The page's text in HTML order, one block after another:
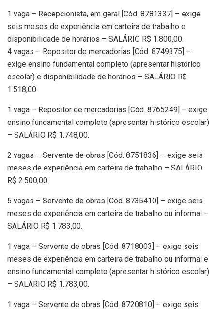
1 vaga – Recepcionista, em geral [Cód. 8781337] – exige
seis meses de experiência em carteira de trabalho e
disponibilidade de horários – SALÁRIO R$ 1.800,00.
4 vagas – Repositor de mercadorias [Cód. 8749375] –
exige ensino fundamental completo (apresentar histórico
escolar) e disponibilidade de horários – SALÁRIO R$
1.518,00.
1 vaga – Repositor de mercadorias [Cód. 8765249] – exige
ensino fundamental completo (apresentar histórico escolar)
– SALÁRIO R$ 1.748,00.
2 vagas – Servente de obras [Cód. 8751836] – exige seis
meses de experiência em carteira de trabalho – SALÁRIO
R$ 2.500,00.
5 vagas – Servente de obras [Cód. 8735410] – exige seis
meses de experiência em carteira de trabalho ou informal –
SALÁRIO R$ 1.783,00.
1 vaga – Servente de obras [Cód. 8718003] – exige seis
meses de experiência em carteira de trabalho ou informal e
ensino fundamental completo (apresentar histórico escolar)
– SALÁRIO R$ 1.783,00.
1 vaga – Servente de obras [Cód. 8720810] – exige seis